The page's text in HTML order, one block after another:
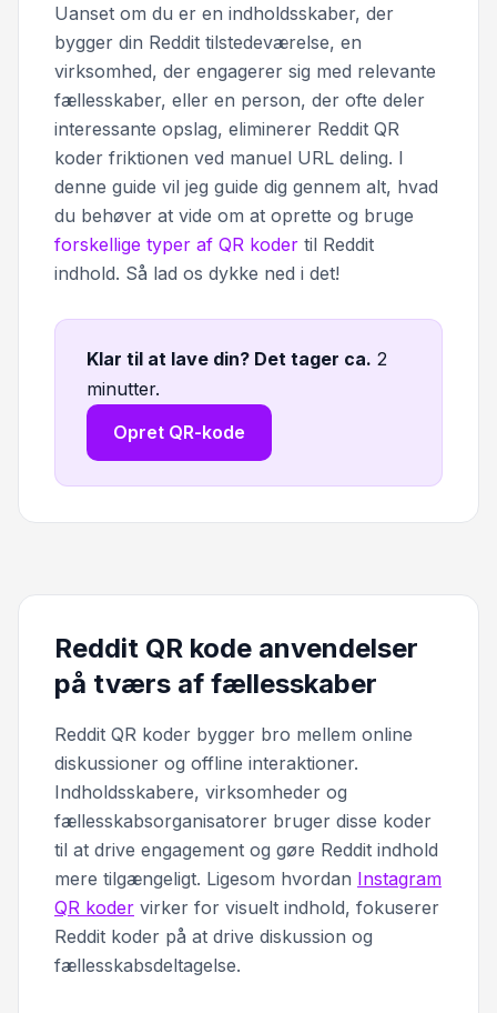
Uanset om du er en indholdsskaber, der
bygger din Reddit tilstedeværelse, en
virksomhed, der engagerer sig med relevante
fællesskaber, eller en person, der ofte deler
interessante opslag, eliminerer Reddit QR
koder friktionen ved manuel URL deling. I
denne guide vil jeg guide dig gennem alt, hvad
du behøver at vide om at oprette og bruge
forskellige typer af QR koder til Reddit
indhold. Så lad os dykke ned i det!
Klar til at lave din? Det tager ca. 2
minutter.
Opret QR-kode
Reddit QR kode anvendelser
på tværs af fællesskaber
Reddit QR koder bygger bro mellem online
diskussioner og offline interaktioner.
Indholdsskabere, virksomheder og
fællesskabsorganisatorer bruger disse koder
til at drive engagement og gøre Reddit indhold
mere tilgængeligt. Ligesom hvordan Instagram
QR koder virker for visuelt indhold, fokuserer
Reddit koder på at drive diskussion og
fællesskabsdeltagelse.